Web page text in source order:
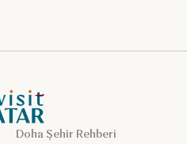
Ana Sayfası
Doha Şehir Rehberi